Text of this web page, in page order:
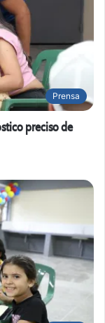
Prensa
preciso de